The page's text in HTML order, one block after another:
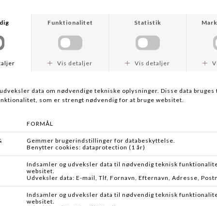
DKK 1.899,95 DKK 699,95
HÄRKILA
DKK 1.799,95 DKK 1.399,00
HÄRKILA
DKK 1.999,95 DKK 1.599,00
-26%